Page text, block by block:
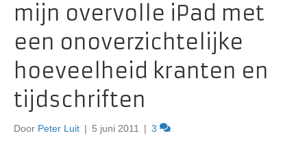
mijn overvolle iPad met
een onoverzichtelijke
hoeveelheid kranten en
tijdschriften
Door Peter Luit | 5 juni 2011 | 3